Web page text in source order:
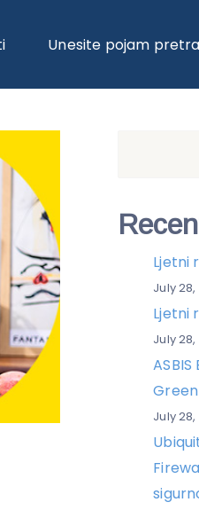
Unesite pojam
BRENDOM U RJEŠENJIMA ZA
Ljetni
July
Ljetni
July
July